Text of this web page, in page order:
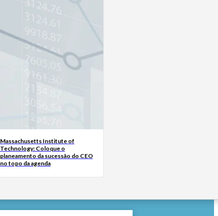
Massachusetts Institute of
Technology: Coloque o
planeamento da sucessão do CEO
no topo da agenda